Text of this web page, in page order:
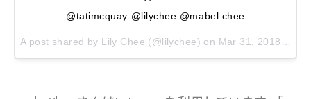
@tatimcquay @lilychee @mabel.chee
A post shared by Lily Chee (@lilychee) on Mar 31, 2018 at 7:00pm PDT